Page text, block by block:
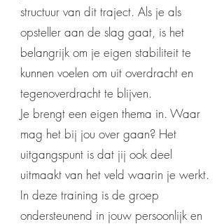
structuur van dit traject. Als je als
opsteller aan de slag gaat, is het
belangrijk om je eigen stabiliteit te
kunnen voelen om uit overdracht en
tegenoverdracht te blijven.
Je brengt een eigen thema in. Waar
mag het bij jou over gaan? Het
uitgangspunt is dat jij ook deel
uitmaakt van het veld waarin je werkt.
In deze training is de groep
ondersteunend in jouw persoonlijk en